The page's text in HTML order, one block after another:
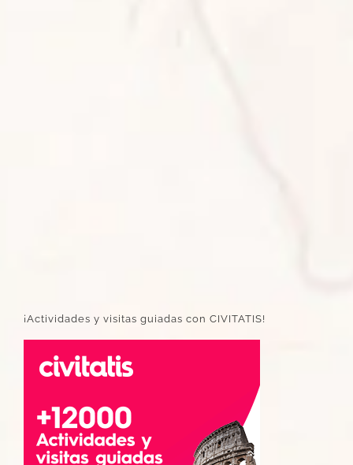
¡Actividades y visitas guiadas con CIVITATIS!